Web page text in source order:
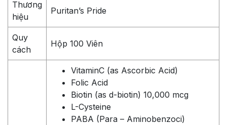
Thương
hiệu
Puritan’s Pride
Quy
cách
Hộp 100 Viên
VitaminC (as Ascorbic Acid)
Folic Acid
Biotin (as d-biotin) 10,000 mcg
L-Cysteine
PABA (Para – Aminobenzoci)